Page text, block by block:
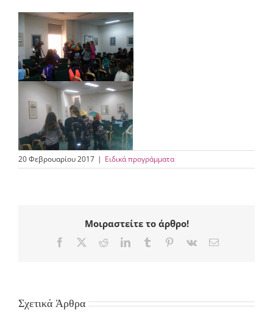
20 Φεβρουαρίου 2017 | Ειδικά προγράμματα
Μοιραστείτε το άρθρο!
Facebook RedditLinkedInTumblr Pinterest
Vk Email
Σχετικά Άρθρα